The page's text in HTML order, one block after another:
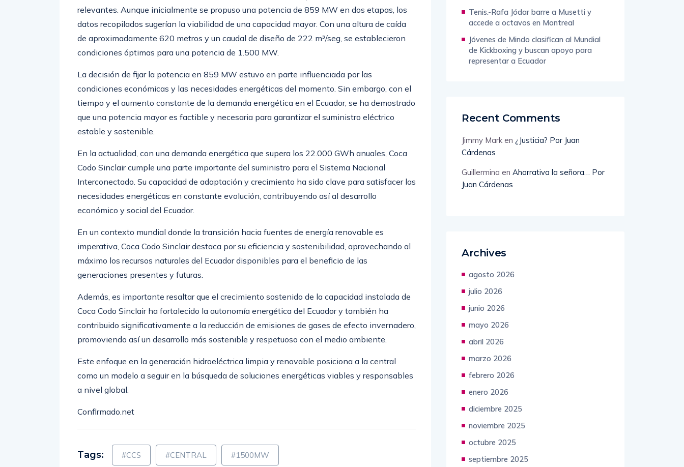
datos recopilados sugerían la viabilidad de una capacidad mayor. Con una altura de caída
de aproximadamente 620 metros y un caudal de diseño de 222 m³/seg, se establecieron
condiciones óptimas para una potencia de 1.500 MW.
La decisión de fijar la potencia en 859 MW estuvo en parte influenciada por las
condiciones económicas y las necesidades energéticas del momento. Sin embargo, con el
tiempo y el aumento constante de la demanda energética en el Ecuador, se ha demostrado
que una potencia mayor es factible y necesaria para garantizar el suministro eléctrico
estable y sostenible.
En la actualidad, con una demanda energética que supera los 22.000 GWh anuales, Coca
Codo Sinclair cumple una parte importante del suministro para el Sistema Nacional
Interconectado. Su capacidad de adaptación y crecimiento ha sido clave para satisfacer las
necesidades energéticas en constante evolución, contribuyendo así al desarrollo
económico y social del Ecuador.
En un contexto mundial donde la transición hacia fuentes de energía renovable es
imperativa, Coca Codo Sinclair destaca por su eficiencia y sostenibilidad, aprovechando al
máximo los recursos naturales del Ecuador disponibles para el beneficio de las
generaciones presentes y futuras.
Además, es importante resaltar que el crecimiento sostenido de la capacidad instalada de
Coca Codo Sinclair ha fortalecido la autonomía energética del Ecuador y también ha
contribuido significativamente a la reducción de emisiones de gases de efecto invernadero,
promoviendo así un desarrollo más sostenible y respetuoso con el medio ambiente.
Este enfoque en la generación hidroeléctrica limpia y renovable posiciona a la central
como un modelo a seguir en la búsqueda de soluciones energéticas viables y responsables
a nivel global.
Confirmado.net
Jóvenes de Mindo clasifican al Mundial
representar a Ecuador
Jimmy Mark en¿Justicia? Por Juan
Guillermina
agosto 2026
julio 2026
junio 2026
mayo 2026
abril 2026
marzo 2026
febrero 2026
enero 2026
diciembre 2025
noviembre 2025
octubre 2025
septiembre 2025
agosto 2025